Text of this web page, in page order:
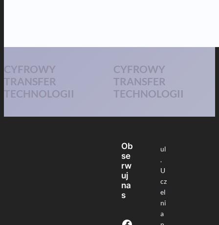
CYFROWY
TRANSFER
TECHNOLOGII
CYFROWY
TRANSFER
TECHNOLOGII
ul
.
U
cz
el
ni
a
Ob
se
rw
uj
na
s